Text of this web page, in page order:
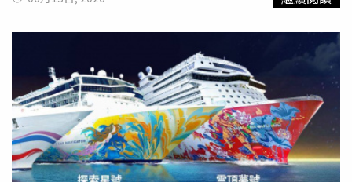
在旅途中探索、學習與成長。隨著暑假旅遊旺季即將到來，
麗星郵輪同步推出618年中慶優惠，首次針對暑假5晚以上
航程祭出第三人0元方案。旅客於6月30日前完成指定航程
訂購，另可享每人每晚最高新台幣800元餐飲消費金優惠，
每房最高可享新台幣11,200元。
好了！」結果辛龍連耳麥和伴唱帶都提早準備好，一上船就
熱情表示「姐，我準備了10首歌！」但礙於整場表演只有
30分鐘，陳美鳳笑說自己特地「自宮」拿掉3首歌，把時間
留給辛龍，辛龍在台上大唱《愛情釀的酒》，還接連帶來模
仿秀，逗樂全場觀眾。辛龍動人歌聲令觀眾陶醉。（圖／麗
星郵輪）陳美鳳表示，她跟辛龍過去曾一起到海外慰勞僑
胞，當時一個訪問團出行就是一個多月，朝夕相處奠定交
情。對於分出自己的表演時段，陳美鳳毫不介意，大器表
示：「有飯大家一起吃，福利給觀眾，老闆也開心！」看見
辛龍在台上展現活力，陳美鳳感性地說：「那段時間（喪